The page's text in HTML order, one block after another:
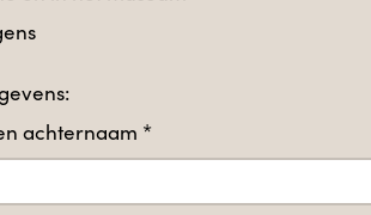
achternaam *